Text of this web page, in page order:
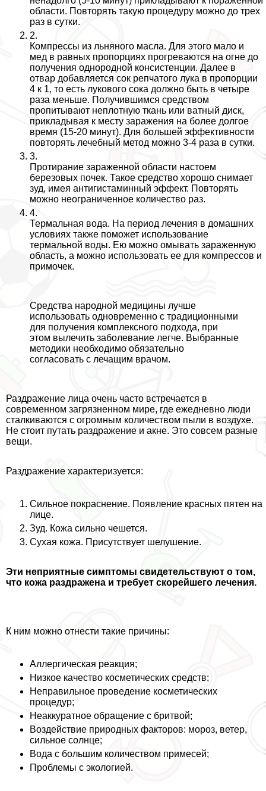
области. Повторять такую процедуру можно до трех
раз в сутки.
2.
Компрессы из льняного масла. Для этого мало и
мед в равных пропорциях прогреваются на огне до
получения однородной консистенции. Далее в
отвар добавляется сок репчатого лука в пропорции
4 к 1, то есть лукового сока должно быть в четыре
раза меньше. Получившимся средством
пропитывают неплотную ткань или ватный диск,
прикладывая к месту заражения на более долгое
время (15-20 минут). Для большей эффективности
повторять лечебный метод можно 3-4 раза в сутки.
3.
Протирание зараженной области настоем
березовых почек. Такое средство хорошо снимает
зуд, имея антигистаминный эффект. Повторять
можно неограниченное количество раз.
4.
Термальная вода. На период лечения в домашних
условиях также поможет использование
термальной воды. Ею можно омывать зараженную
область, а можно использовать ее для компрессов и
примочек.
Средства народной медицины лучше
использовать одновременно с традиционными
для получения комплексного подхода, при
этом вылечить заболевание легче. Выбранные
методики необходимо обязательно
согласовать с лечащим врачом.
Раздражение лица очень часто встречается в
современном загрязненном мире, где ежедневно люди
сталкиваются с огромным количеством пыли в воздухе.
Не стоит путать раздражение и акне. Это совсем разные
вещи.
Раздражение хаpaктеризуется:
Сильное покраснение. Появление красных пятен на
лице.
Зуд. Кожа сильно чешется.
Сухая кожа. Присутствует шелушение.
Эти неприятные симптомы свидетельствуют о том,
что кожа раздражена и требует скорейшего лечения.
К ним можно отнести такие причины:
Аллергическая реакция;
Низкое качество косметических средств;
Неправильное проведение косметических
процедур;
Неаккуратное обращение с бритвой;
Воздействие природных факторов: мороз, ветер,
сильное солнце;
Вода с большим количеством примесей;
Проблемы с экологией.